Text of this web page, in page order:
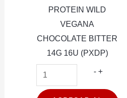
PROTEIN WILD
VEGANA
CHOCOLATE BITTER
14G 16U (PXDP)
- BARRA
+